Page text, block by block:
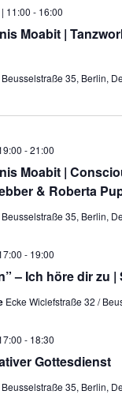
Moabit |
11:00 - 16:00
Beusselstraße 35, Berlin,
Moabit |
& Roberta
-21:00
Beusselstraße 35, Berlin,
– Ich höre dir zu
- 19:00
Ecke Wiclefstraße 32 /
Gottesdienst
- 18:30
Beusselstraße 35, Berlin,